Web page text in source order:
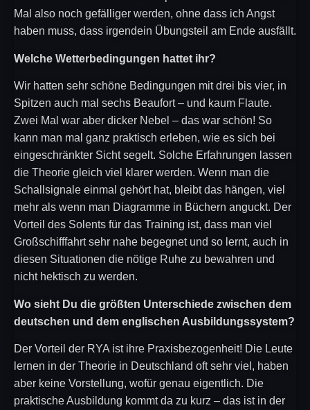
Mal also noch gefälliger werden, ohne dass ich Angst
haben muss, dass irgendein Übungsteil am Ende ausfällt.
Welche Wetterbedingungen hattet ihr?
Wir hatten sehr schöne Bedingungen mit drei bis vier, in
Spitzen auch mal sechs Beaufort – und kaum Flaute.
Zwei Mal war aber dicker Nebel – das war schön! So
kann man mal ganz praktisch erleben, wie es sich bei
eingeschränkter Sicht segelt. Solche Erfahrungen lassen
die Theorie gleich viel klarer werden. Wenn man die
Schallsignale einmal gehört hat, bleibt das hängen, viel
mehr als wenn man Diagramme in Büchern anguckt. Der
Vorteil des Solents für das Training ist, dass man viel
Großschifffahrt sehr nahe begegnet und so lernt, auch in
diesen Situationen die nötige Ruhe zu bewahren und
nicht hektisch zu werden.
Wo sieht Du die größten Unterschiede zwischen dem
deutschen und dem englischen Ausbildungssystem?
Der Vorteil der RYA ist ihre Praxisbezogenheit! Die Leute
lernen in der Theorie in Deutschland oft sehr viel, haben
aber keine Vorstellung, wofür genau eigentlich. Die
praktische Ausbildung kommt da zu kurz – das ist in der